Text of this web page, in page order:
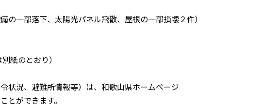
の一部落下、太陽光パネル飛散、屋根の一部損壊２件）
紙のとおり）
状況、避難所情報等）は、和歌山県ホームページ
とができます。